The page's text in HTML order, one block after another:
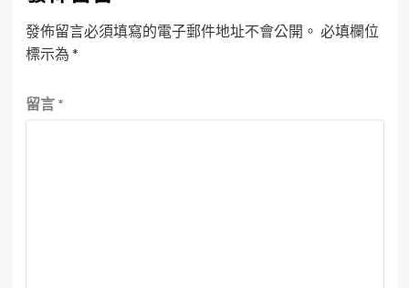
發佈留言必須填寫的電子郵件地址不會公開。 必填欄位
標示為 *
留言 *